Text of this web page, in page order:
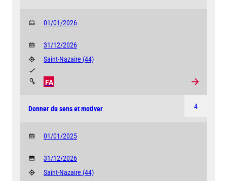
01/01/2026
31/12/2026
Saint-Nazaire (44)
FA
4
Donner du sens et motiver
01/01/2025
31/12/2026
Saint-Nazaire (44)